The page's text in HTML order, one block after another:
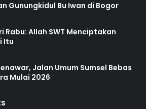
Gunungkidul Bu Iwan di Bogor
Rabu: Allah SWT Menciptakan
Itu
Jalan Umum Sumsel Bebas
Mulai 2026